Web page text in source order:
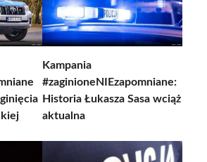
Kampania
#zaginioneNIEzapomniane:
Historia Łukasza Sasa wciąż
aktualna